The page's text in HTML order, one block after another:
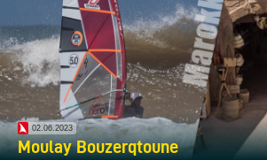
02.06.2023
Moulay Bouzerqtoune